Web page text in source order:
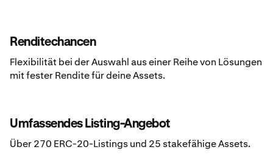
Renditechancen
Flexibilität bei der Auswahl aus einer Reihe von Lösungen
mit fester Rendite für deine Assets.
Umfassendes Listing-Angebot
Über 270 ERC-20-Listings und 25 stakefähige Assets.